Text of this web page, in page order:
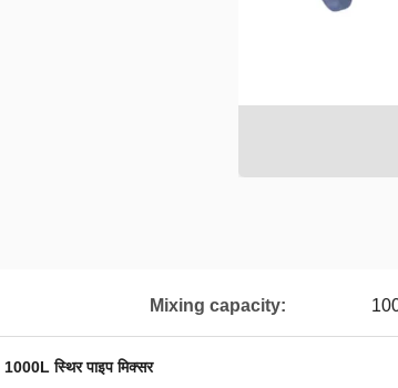
Mixing capacity:
1000L स्थिर पाइप मिक्सर